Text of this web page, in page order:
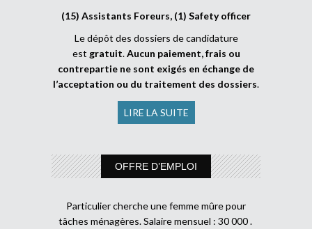
(15) Assistants Foreurs, (1) Safety officer
Le dépôt des dossiers de candidature
est gratuit.Aucun paiement, frais ou
contrepartie ne sont exigés en échange de
l’acceptation ou du traitement des dossiers.
LIRE LA SUITE
OFFRE D’EMPLOI
Particulier cherche une femme mûre pour
tâches ménagères. Salaire mensuel : 30 000 .